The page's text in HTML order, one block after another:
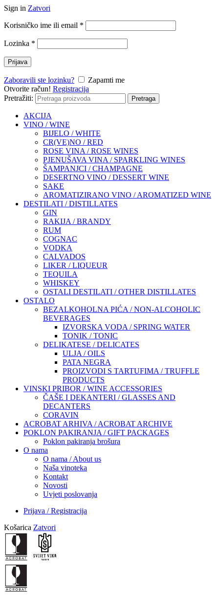
Sign in Zatvori
Korisničko ime ili email *
Lozinka *
Prijava
Zaboravili ste lozinku?
Zapamti me
Otvorite račun! Registracija
Pretražiti:
Pretraga
AKCIJA
VINO / WINE
BIJELO / WHITE
CR(VE)NO / RED
ROSE VINA / ROSE WINES
PJENUŠAVA VINA / SPARKLING WINES
ŠAMPANJCI / CHAMPAGNE
DESERTNO VINO / DESSERT WINE
SAKE
AROMATIZIRANO VINO / AROMATIZED WINE
DESTILATI / DISTILLATES
GIN
RAKIJA / BRANDY
RUM
COGNAC
VODKA
CALVADOS
LIKER / LIQUEUR
TEQUILA
WHISKEY
OSTALI DESTILATI / OTHER DISTILLATES
OSTALO
BEZALKOHOLNA PIĆA / NON-ALCOHOLIC
BEVERAGES
IZVORSKA VODA / SPRING WATER
TONIK / TONIC
DELIKATESE / DELICATES
ULJA / OILS
PATA NEGRA
PROIZVODI S TARTUFIMA / TRUFFLE
PRODUCTS
VINSKI PRIBOR / WINE ACCESSORIES
ČAŠE I DEKANTERI / GLASSES AND
DECANTERS
CORAVIN
ACROBAT ARHIVA / ACROBAT ARCHIVE
POKLON PAKIRANJA / GIFT PACKAGES
Poklon pakiranja brošura
O nama
O nama / About us
Naša vinoteka
Kontakt
Novosti
Uvjeti poslovanja
Prijava / Registracija
Košarica Zatvori